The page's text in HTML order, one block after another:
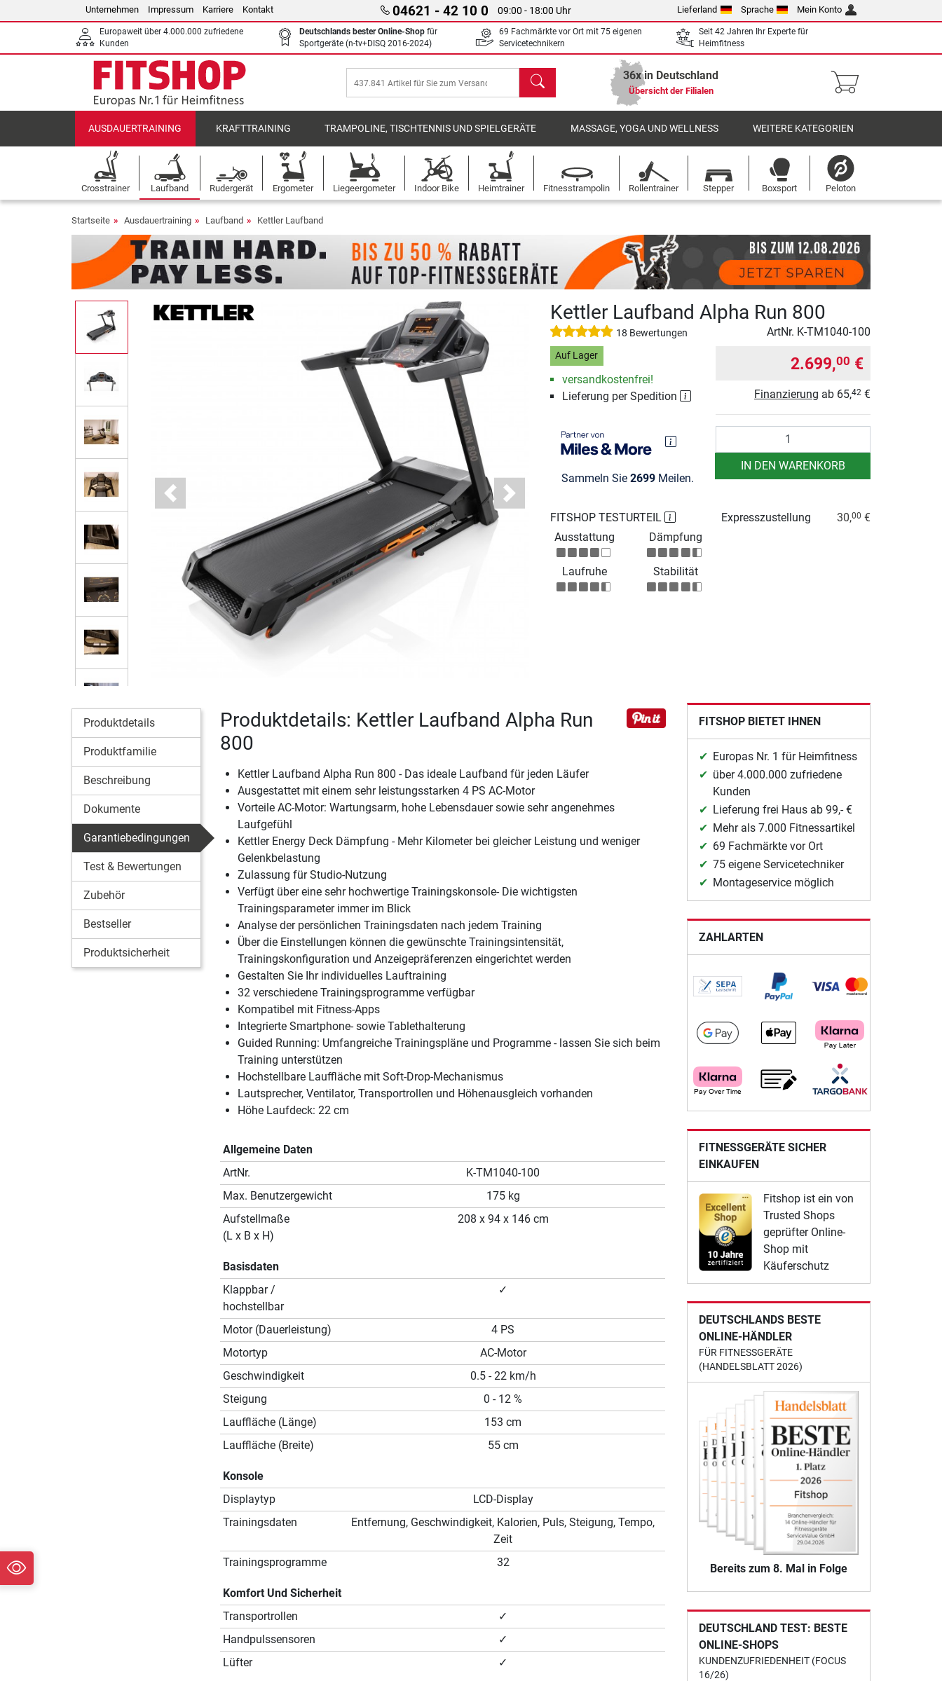
Unternehmen Impressum Karriere Kontakt 04621 - 42 10 0 09:00 - 18:00 Uhr Lieferland Sprache Mein Konto
Europaweit über 4.000.000 zufriedene
Kunden
Deutschlands bester Online-Shop für
Sportgeräte (n-tv+DISQ 2016-2024)
69 Fachmärkte vor Ort mit 75 eigenen
Servicetechnikern
Seit 42 Jahren Ihr Experte für
Heimfitness
Suchen 36x in Deutschland
Übersicht der Filialen
AUSDAUERTRAINING KRAFTTRAINING TRAMPOLINE, TISCHTENNIS UND SPIELGERÄTE MASSAGE, YOGA UND WELLNESS WEITERE KATEGORIEN
Crosstrainer Laufband Rudergerät Ergometer Liegeergometer Indoor Bike Heimtrainer Fitnesstrampolin Rollentrainer Stepper Boxsport Peloton
Startseite Ausdauertraining Laufband Kettler Laufband
Previous Next
Kettler Laufband Alpha Run 800
18 Bewertungen ArtNr. K-TM1040-100
Auf Lager
versandkostenfrei!
Lieferung per Spedition
Sammeln Sie 2699Meilen.
2.699,00 €
Finanzierung ab 65,42 €
IN DEN WARENKORB
FITSHOP TESTURTEIL
Ausstattung
Dämpfung
Laufruhe Stabilität
Expresszustellung 30,00 €
Produktdetails
Produktfamilie
Beschreibung
Dokumente
Garantiebedingungen
Test & Bewertungen
Zubehör
Bestseller
Produktsicherheit
Produktdetails: Kettler Laufband Alpha Run
800
Kettler Laufband Alpha Run 800 - Das ideale Laufband für jeden Läufer
Ausgestattet mit einem sehr leistungsstarken 4 PS AC-Motor
Vorteile AC-Motor: Wartungsarm, hohe Lebensdauer sowie sehr angenehmes
Laufgefühl
Kettler Energy Deck Dämpfung - Mehr Kilometer bei gleicher Leistung und weniger
Gelenkbelastung
Zulassung für Studio-Nutzung
Verfügt über eine sehr hochwertige Trainingskonsole- Die wichtigsten
Trainingsparameter immer im Blick
Analyse der persönlichen Trainingsdaten nach jedem Training
Über die Einstellungen können die gewünschte Trainingsintensität,
Trainingskonfiguration und Anzeigepräferenzen eingerichtet werden
Gestalten Sie Ihr individuelles Lauftraining
32 verschiedene Trainingsprogramme verfügbar
Kompatibel mit Fitness-Apps
Integrierte Smartphone- sowie Tablethalterung
Guided Running: Umfangreiche Trainingspläne und Programme - lassen Sie sich beim
Training unterstützen
Hochstellbare Lauffläche mit Soft-Drop-Mechanismus
Lautsprecher, Ventilator, Transportrollen und Höhenausgleich vorhanden
Höhe Laufdeck: 22 cm
Allgemeine Daten
ArtNr.
K-TM1040-100
Max. Benutzergewicht
175 kg
Aufstellmaße
(L x B x H)
208 x 94 x 146 cm
Basisdaten
Klappbar /
hochstellbar
✓
Motor (Dauerleistung)
4 PS
Motortyp
AC-Motor
Geschwindigkeit
0.5 - 22 km/h
Steigung
0 - 12 %
Lauffläche (Länge)
153 cm
Lauffläche (Breite)
55 cm
Konsole
Displaytyp
LCD-Display
Trainingsdaten
Entfernung, Geschwindigkeit, Kalorien, Puls, Steigung, Tempo,
Zeit
Trainingsprogramme
32
Komfort Und Sicherheit
Transportrollen
✓
Handpulssensoren
✓
Lüfter
✓
FITSHOP BIETET IHNEN
Europas Nr. 1 für Heimfitness
über 4.000.000 zufriedene
Kunden
Lieferung frei Haus ab 99,- €
Mehr als 7.000 Fitnessartikel
69 Fachmärkte vor Ort
75 eigene Servicetechniker
Montageservice möglich
ZAHLARTEN
FITNESSGERÄTE SICHER
EINKAUFEN
Fitshop ist ein von
Trusted Shops
geprüfter Online-
Shop mit
Käuferschutz
DEUTSCHLANDS BESTE
ONLINE-HÄNDLER
FÜR FITNESSGERÄTE
(HANDELSBLATT 2026)
Bereits zum 8. Mal in Folge
DEUTSCHLAND TEST: BESTE
ONLINE-SHOPS
KUNDENZUFRIEDENHEIT (FOCUS
16/26)